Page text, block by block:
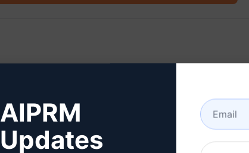
Etapa 2: Criar
Clique aqui para saber
AIPRM
Updates